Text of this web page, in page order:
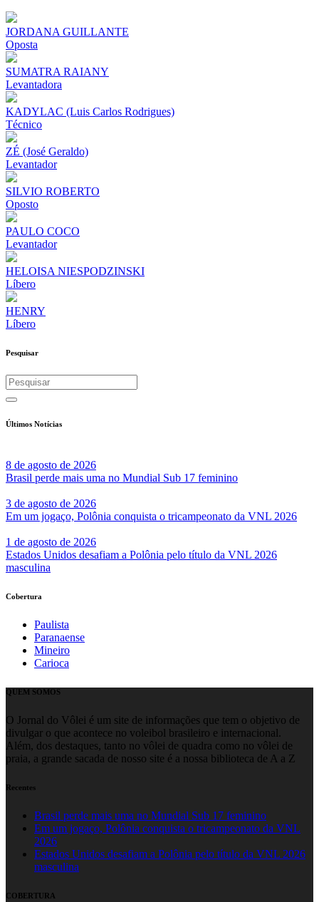
JORDANA GUILLANTE
Oposta
SUMATRA RAIANY
Levantadora
KADYLAC (Luis Carlos Rodrigues)
Técnico
ZÉ (José Geraldo)
Levantador
SILVIO ROBERTO
Oposto
PAULO COCO
Levantador
HELOISA NIESPODZINSKI
Líbero
HENRY
Líbero
Pesquisar
Últimos Notícias
8 de agosto de 2026
Brasil perde mais uma no Mundial Sub 17 feminino
3 de agosto de 2026
Em um jogaço, Polônia conquista o tricampeonato da VNL 2026
1 de agosto de 2026
Estados Unidos desafiam a Polônia pelo título da VNL 2026
masculina
Cobertura
Paulista
Paranaense
Mineiro
Carioca
QUEM SOMOS
O Jornal do Vôlei é um site de informações que tem o objetivo de
divulgar o que acontece no voleibol brasileiro e internacional.
Além, dos destaques, tanto no vôlei de quadra como no vôlei de
praia, a grande sacada de nosso site é a nossa biblioteca de A a Z
Recentes
Brasil perde mais uma no Mundial Sub 17 feminino
Em um jogaço, Polônia conquista o tricampeonato da VNL
2026
Estados Unidos desafiam a Polônia pelo título da VNL 2026
masculina
COBERTURA